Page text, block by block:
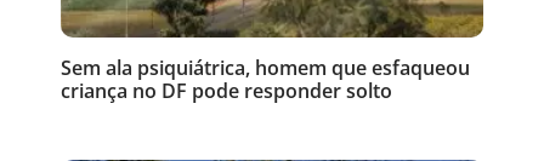
Sem ala psiquiátrica, homem que esfaqueou
criança no DF pode responder solto